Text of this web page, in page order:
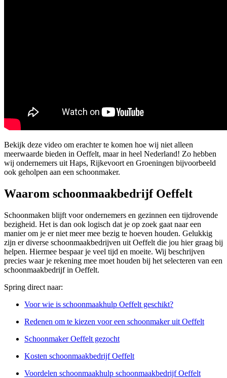
Bekijk deze video om erachter te komen hoe wij niet alleen
meerwaarde bieden in Oeffelt, maar in heel Nederland! Zo hebben
wij ondernemers uit Haps, Rijkevoort en Groeningen bijvoorbeeld
ook geholpen aan een schoonmaker.
Waarom schoonmaakbedrijf Oeffelt
Schoonmaken blijft voor ondernemers en gezinnen een tijdrovende
bezigheid. Het is dan ook logisch dat je op zoek gaat naar een
manier om je er niet meer mee bezig te hoeven houden. Gelukkig
zijn er diverse schoonmaakbedrijven uit Oeffelt die jou hier graag bij
helpen. Hiermee bespaar je veel tijd en moeite. Wij beschrijven
precies waar je rekening mee moet houden bij het selecteren van een
schoonmaakbedrijf in Oeffelt.
Spring direct naar:
Voor wie is schoonmaakhulp Oeffelt geschikt?
Redenen om te kiezen voor een schoonmaker uit Oeffelt
Schoonmaker Oeffelt gezocht
Kosten schoonmaakbedrijf Oeffelt
Voordelen schoonmaakhulp schoonmaakbedrijf Oeffelt